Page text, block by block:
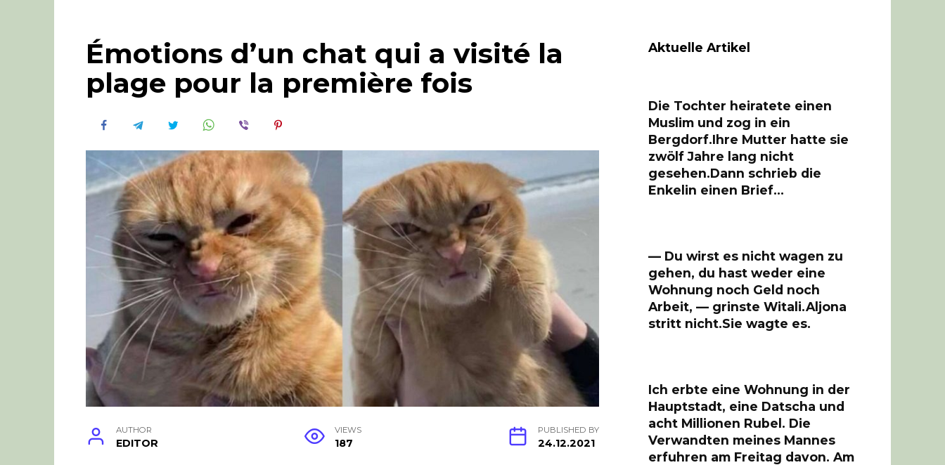
Émotions d’un chat qui a visité la
plage pour la première fois
AUTHOR
EDITOR
VIEWS
187
PUBLISHED BY
24.12.2021
Aktuelle Artikel
Die Tochter heiratete einen
Muslim und zog in ein
Bergdorf.Ihre Mutter hatte sie
zwölf Jahre lang nicht
gesehen.Dann schrieb die
Enkelin einen Brief…
— Du wirst es nicht wagen zu
gehen, du hast weder eine
Wohnung noch Geld noch
Arbeit, — grinste Witali.Aljona
stritt nicht.Sie wagte es.
Ich erbte eine Wohnung in der
Hauptstadt, eine Datscha und
acht Millionen Rubel. Die
Verwandten meines Mannes
erfuhren am Freitag davon. Am